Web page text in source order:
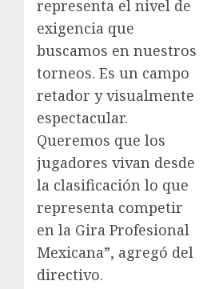
representa el nivel de
exigencia que
buscamos en nuestros
torneos. Es un campo
retador y visualmente
espectacular.
Queremos que los
jugadores vivan desde
la clasificación lo que
representa competir
en la Gira Profesional
Mexicana”, agregó del
directivo.